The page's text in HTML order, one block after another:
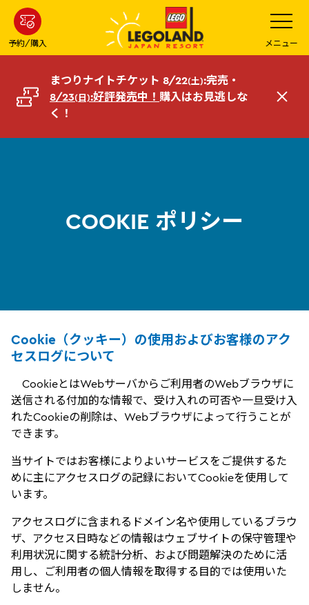
ン
コ
へ
予約/購入
メ
ニ
ュ
ー
を
開
メニュー
まつりナイトチケット 8/22(土):完売・
8/23(日):好評発売中！ 購入はお見逃しな
く！
閉
COOKIE ポリシー
Cookie（クッキー）の使用およびお客様のアク
セスログについて
CookieとはWebサーバからご利用者のWebブラウザに
送信される付加的な情報で、受け入れの可否や一旦受け入
れたCookieの削除は、Webブラウザによって行うことが
できます。
当サイトではお客様によりよいサービスをご提供するた
めに主にアクセスログの記録においてCookieを使用して
います。
アクセスログに含まれるドメイン名や使用しているブラウ
ザ、アクセス日時などの情報はウェブサイトの保守管理や
利用状況に関する統計分析、および問題解決のために活
用し、ご利用者の個人情報を取得する目的では使用いた
しません。